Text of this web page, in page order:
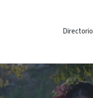
Directorio